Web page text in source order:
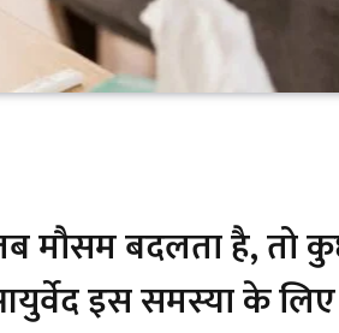
मौसम बदलता है, तो
इस समस्या के